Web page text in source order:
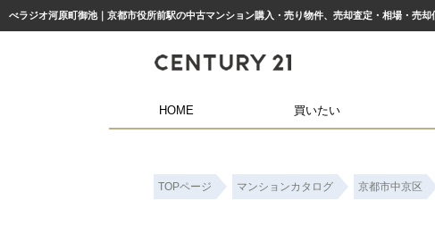
HOME 買いたい
TOPページ マンションカタログ 京都市中京区